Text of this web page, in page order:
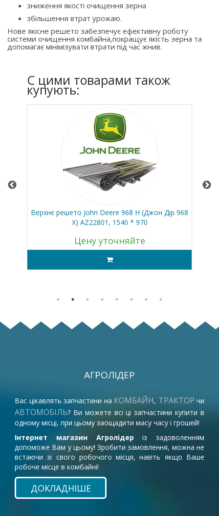
зниження якості очищення зерна
збільшення втрат урожаю.
Нове якісне решето забезпечує ефективну роботу
системи очищення комбайна,покращує якість зерна та
допомагає мінімізувати втрати під час жнив.
C цими товарами також
купують:
Верхнє решето John Deere 968 H (Джон Дір 968
Х) AZ22801, 1540 * 970
Цену уточняйте
АГРОЛІДЕР
Вас цікавлять запчастини на КОМБАЙН, ТРАКТОР чи
АВТОМОБІЛЬ? Ви можете всі ці запчастини купити в
одному місці, при цьому заощадити масу часу і грошей!
Інтернет магазин Агролідер із задоволенням
допоможе Вам у цьому! Зробити замовлення, можна не
встаючи зі свого робочого місця, навіть якщо Ваше
робоче місце в комбайні!
ДОКЛАДНІШЕ